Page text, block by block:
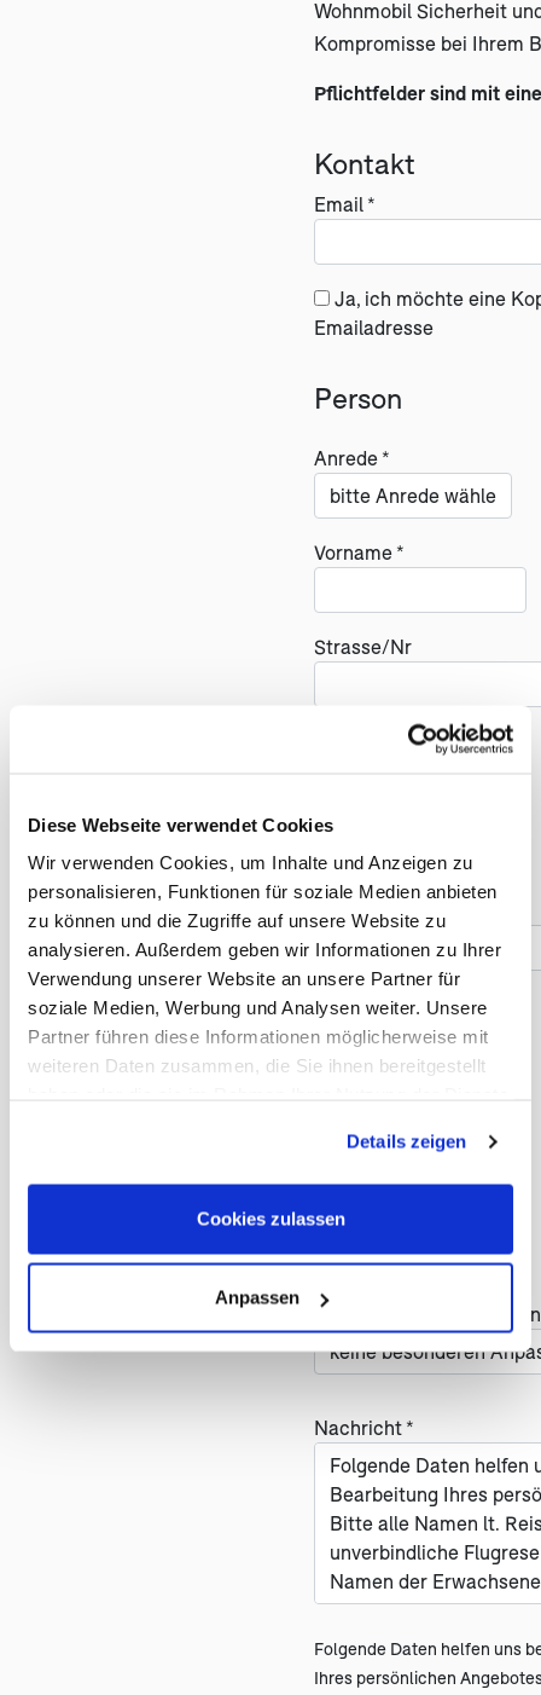
Diese Webseite verwendet Cookies
Wir verwenden Cookies, um Inhalte und Anzeigen zu
personalisieren, Funktionen für soziale Medien anbieten
zu können und die Zugriffe auf unsere Website zu
analysieren. Außerdem geben wir Informationen zu Ihrer
Verwendung unserer Website an unsere Partner für
soziale Medien, Werbung und Analysen weiter. Unsere
Partner führen diese Informationen möglicherweise mit
weiteren Daten zusammen, die Sie ihnen bereitgestellt
Cookies, wenn Sie unsere Webseite weiterhin nutzen.
Details zeigen
Cookies zulassen
Anpassen
Wohnmobil Sicherheit
Kompromisse bei Ihrem
Pflichtfelder sind mit
Kontakt
Email *
Ja, ich möchte eine
Emailadresse
Person
Anrede *
Vorname *
Strasse/Nr
Telefonnummer *
Reise
Haben Sie
Nachricht *
Folgende Daten helfen uns
Ihres persönlichen